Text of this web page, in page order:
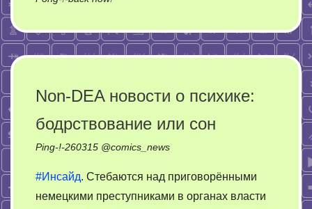
точки
памятники
Non-DEA новости о психике:
бодрствование или сон
Ping-!-260315 @comics_news
#Инсайд. Стебаются над приговорёнными
немецкими преступниками в органах власти